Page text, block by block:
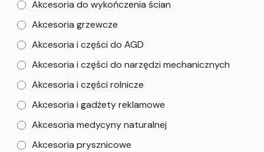
Akcesoria do wykończenia ścian
Akcesoria grzewcze
Akcesoria i części do AGD
Akcesoria i części do narzędzi mechanicznych
Akcesoria i części rolnicze
Akcesoria i gadżety reklamowe
Akcesoria medycyny naturalnej
Akcesoria prysznicowe